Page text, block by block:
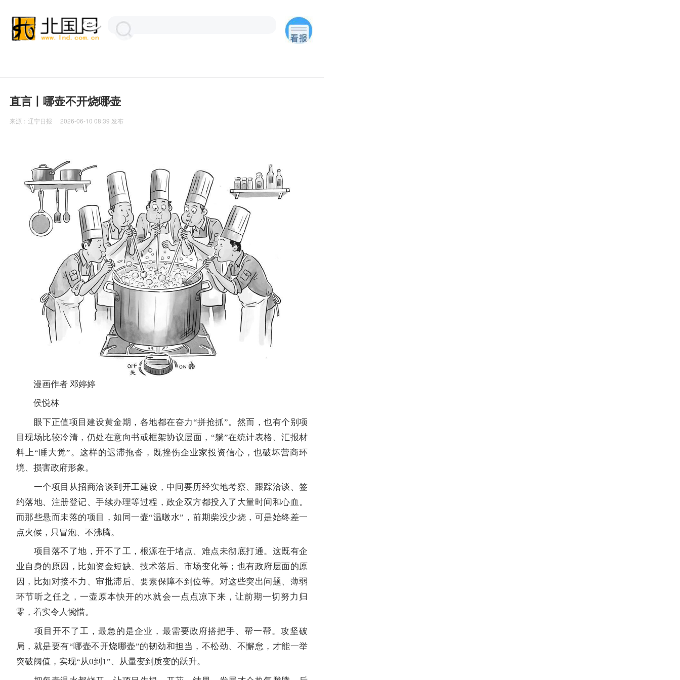
直言丨哪壶不开烧哪壶
来源：辽宁日报 2026-06-10 08:39 发布
漫画作者 邓婷婷
侯悦林
眼下正值项目建设黄金期，各地都在奋力“拼抢抓”。然而，也有个别项
目现场比较冷清，仍处在意向书或框架协议层面，“躺”在统计表格、汇报材
料上“睡大觉”。这样的迟滞拖沓，既挫伤企业家投资信心，也破坏营商环
境、损害政府形象。
一个项目从招商洽谈到开工建设，中间要历经实地考察、跟踪洽谈、签
约落地、注册登记、手续办理等过程，政企双方都投入了大量时间和心血。
而那些悬而未落的项目，如同一壶“温暾水”，前期柴没少烧，可是始终差一
点火候，只冒泡、不沸腾。
项目落不了地，开不了工，根源在于堵点、难点未彻底打通。这既有企
业自身的原因，比如资金短缺、技术落后、市场变化等；也有政府层面的原
因，比如对接不力、审批滞后、要素保障不到位等。对这些突出问题、薄弱
环节听之任之，一壶原本快开的水就会一点点凉下来，让前期一切努力归
零，着实令人惋惜。
项目开不了工，最急的是企业，最需要政府搭把手、帮一帮。攻坚破
局，就是要有“哪壶不开烧哪壶”的韧劲和担当，不松劲、不懈怠，才能一举
突破阈值，实现“从0到1”、从量变到质变的跃升。